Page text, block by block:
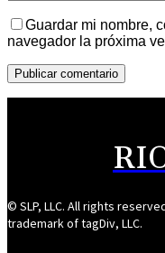
Guardar mi nombre,
navegador la próxima
© SLP, LLC. All rights
trademark of tagDiv, LLC.